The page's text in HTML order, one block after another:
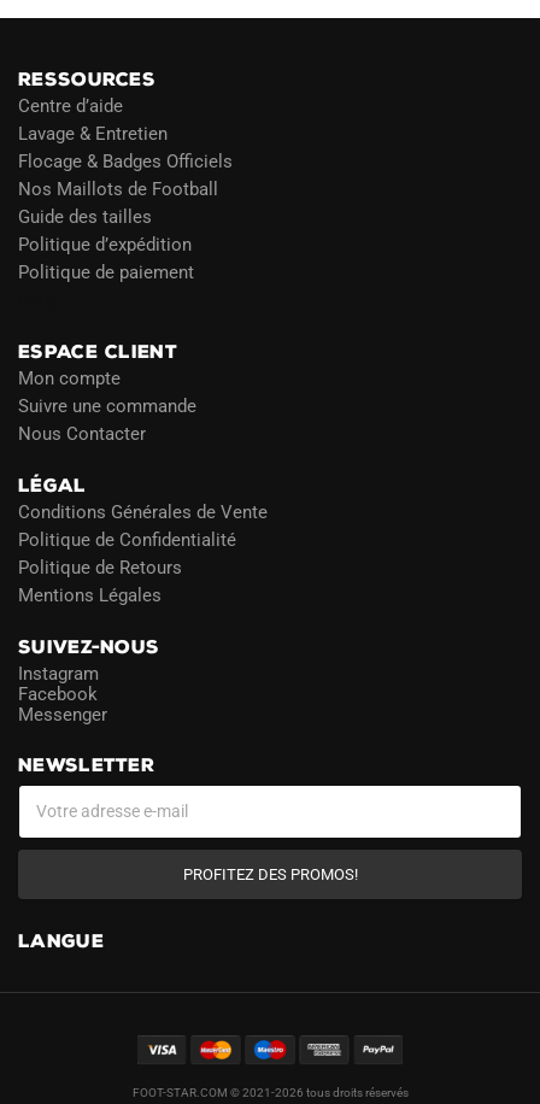
RESSOURCES
Centre d’aide
Lavage & Entretien
Flocage & Badges Officiels
Nos Maillots de Football
Guide des tailles
Politique d’expédition
Politique de paiement
ESPACE CLIENT
Mon compte
Suivre une commande
Nous Contacter
LÉGAL
Conditions Générales de Vente
Politique de Confidentialité
Politique de Retours
Mentions Légales
SUIVEZ-NOUS
Instagram
Facebook
Messenger
NEWSLETTER
PROFITEZ DES PROMOS!
LANGUE
FOOT-STAR.COM © 2021-2026 tous droits réservés